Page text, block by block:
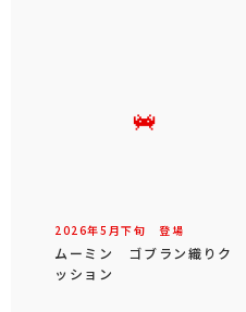
2026年5 月下旬 登場
ムーミン ゴブラン織りク
ッション